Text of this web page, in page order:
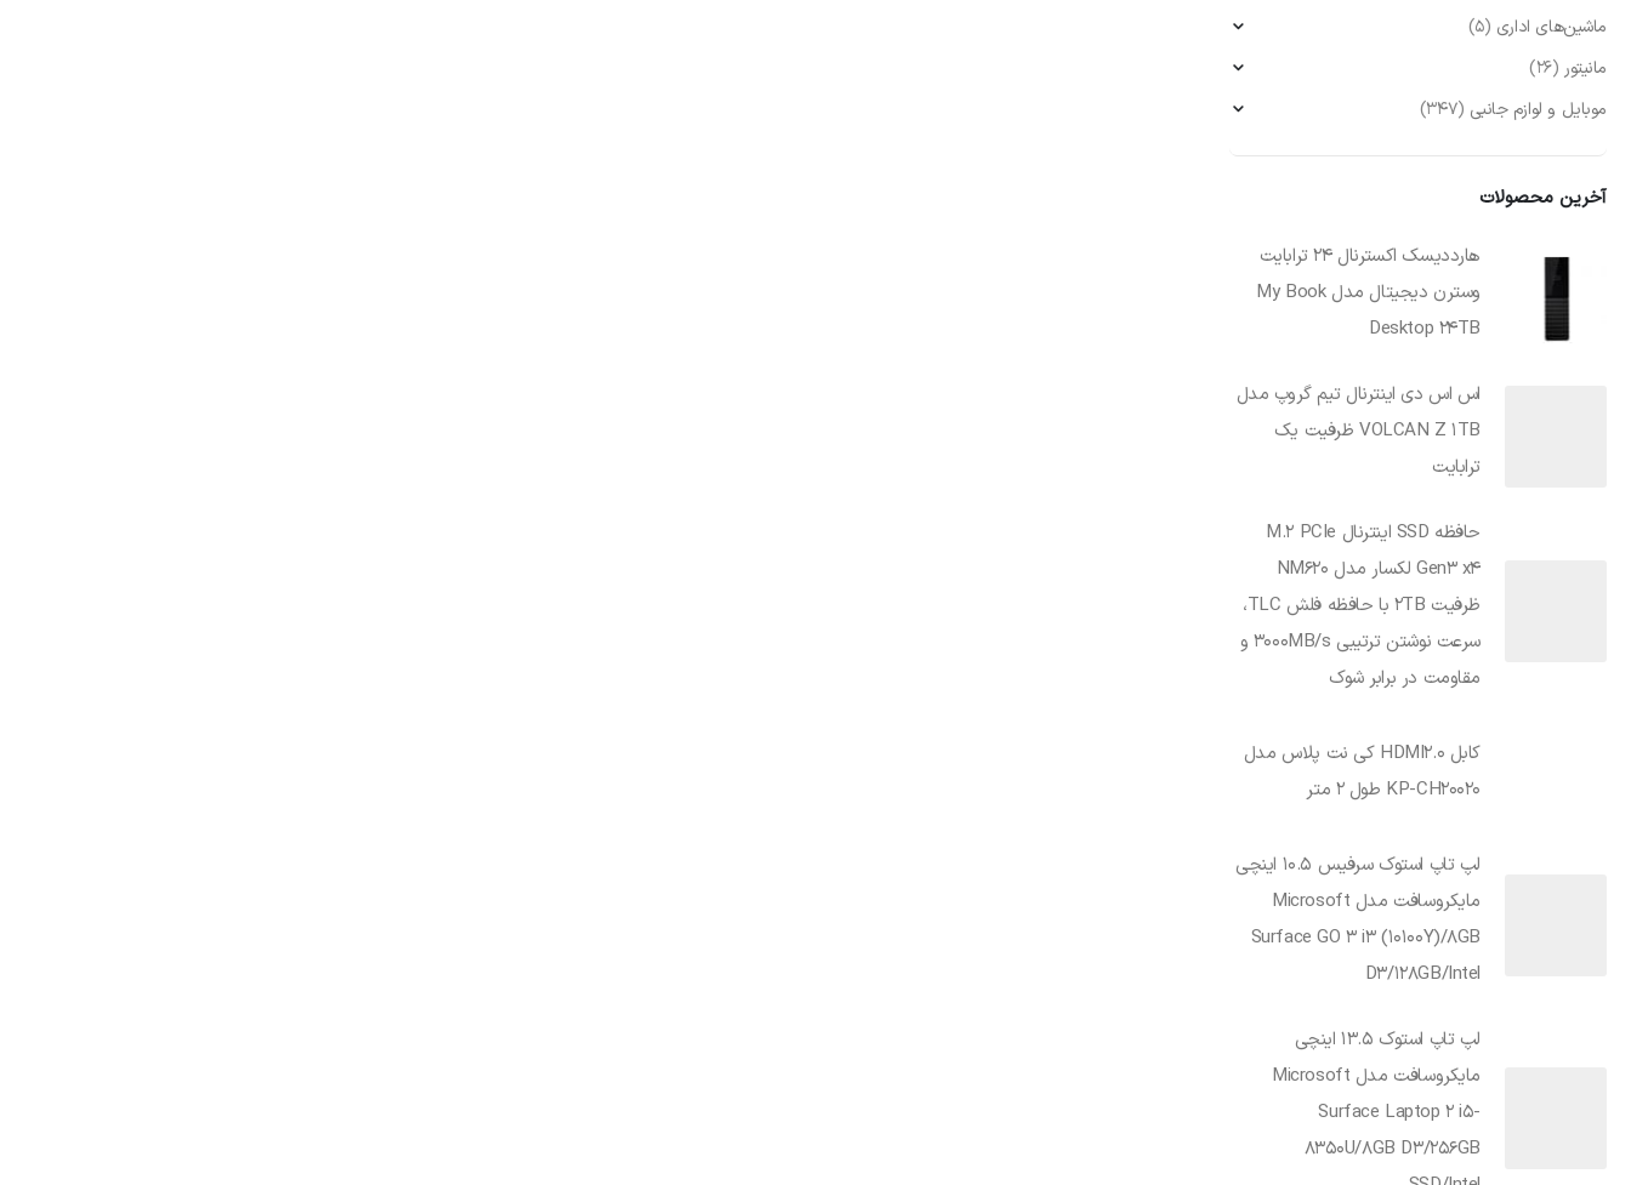
ماشین‌های اداری (5)
مانیتور (26)
موبایل و لوازم جانبی (347)
آخرین محصولات
هارددیسک اکسترنال 24 ترابایت
وسترن دیجیتال مدل My Book
Desktop 24TB
اس اس دی اینترنال تیم گروپ مدل
VOLCAN Z 1TB ظرفیت یک
ترابایت
حافظه SSD اینترنال M.2 PCIe
Gen3 x4 لکسار مدل NM620
ظرفیت 2TB با حافظه فلش TLC،
سرعت نوشتن ترتیبی 3000MB/s و
مقاومت در برابر شوک
کابل HDMI2.0 کی نت پلاس مدل
KP-CH20020 طول 2 متر
لپ تاپ استوک سرفیس 10.5 اینچی
مایکروسافت مدل Microsoft
Surface GO 3 i3 (10100Y)/8GB
D3/128GB/Intel
لپ تاپ استوک 13.5 اینچی
مایکروسافت مدل Microsoft
Surface Laptop 2 i5-
8350U/8GB D3/256GB